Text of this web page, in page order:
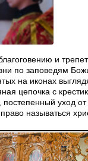
и
по заповедям
на иконах
цепочка с
уход
называться